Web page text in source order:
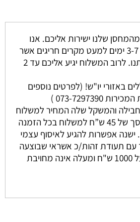
שלנו ישירות אליכם. אנו
מתחייבים להגיע בין 3-7 ימים למעט מקרים חריגים אשר
אינם ניתנים לשליטתנו. לרוב המשלוח יגיע אליכם עד 2
באזורי יו"ש! (לפרטים נוספים
7297390 )
והמשקל שלה המחיר למשלוח
הינו קבוע ועומד על סך של 45 ש”ח למשלוח בכל הזמנה
1000 ש”ח. ישנה אפשרות להגיע לאיסוף עצמי
תעודת זהות/כ אשראי שבוצעה
ההזמנה. הזמנה מעל 1000 ש"ח ומעלה אינה מחויבת